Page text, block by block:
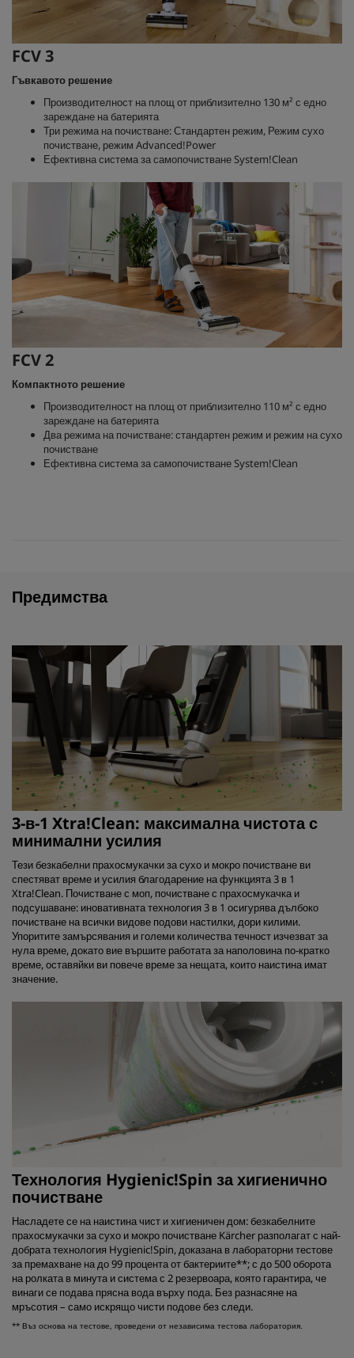
FCV 3
Гъвкавото решение
Производителност на площ от приблизително 130 м² с едно
зареждане на батерията
Три режима на почистване: Стандартен режим, Режим сухо
почистване, режим Advanced!Power
Ефективна система за самопочистване System!Clean
FCV 2
Компактното решение
Производителност на площ от приблизително 110 м² с едно
зареждане на батерията
Два режима на почистване: стандартен режим и режим на сухо
почистване
Ефективна система за самопочистване System!Clean
Предимства
3-в-1 Xtra!Clean: максимална чистота с
минимални усилия
Тези безкабелни прахосмукачки за сухо и мокро почистване ви
спестяват време и усилия благодарение на функцията 3 в 1
Xtra!Clean. Почистване с моп, почистване с прахосмукачка и
подсушаване: иновативната технология 3 в 1 осигурява дълбоко
почистване на всички видове подови настилки, дори килими.
Упоритите замърсявания и големи количества течност изчезват за
нула време, докато вие вършите работата за наполовина по-кратко
време, оставяйки ви повече време за нещата, които наистина имат
значение.
Технология Hygienic!Spin за хигиенично
почистване
Насладете се на наистина чист и хигиеничен дом: безкабелните
прахосмукачки за сухо и мокро почистване Kärcher разполагат с най-
добрата технология Hygienic!Spin, доказана в лабораторни тестове
за премахване на до 99 процента от бактериите**; с до 500 оборота
на ролката в минута и система с 2 резервоара, която гарантира, че
винаги се подава прясна вода върху пода. Без разнасяне на
мръсотия – само искрящо чисти подове без следи.
** Въз основа на тестове, проведени от независима тестова лаборатория.